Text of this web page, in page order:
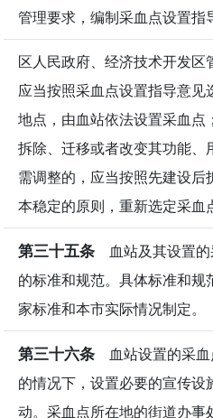
管理要求，编制采血点设置指
区人民政府、经济技术开发
应当按照采血点设置指导意
地点，由血站依法设置采血
拆除、迁移或者改变其功能、
需调整的，应当按照先建设
本稳定的原则，重新选定采血
第三十五条 血站及其设置的
的标准和规范。具体标准和
家标准和本市实际情况制定。
第三十六条 血站设置的采
的情况下，设置必要的宣传
动。采血点所在地的街道办